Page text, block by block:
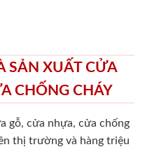
SẢN XUẤT CỬA
CHỐNG CHÁY
gỗ, cửa nhựa, cửa chống
thị trường và hàng triệu